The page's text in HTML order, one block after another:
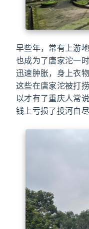
早些年，常有上游
也成为了唐家沱一
迅速肿胀，身上衣
这些在唐家沱被打
以才有了重庆人常
钱上亏损了投河自